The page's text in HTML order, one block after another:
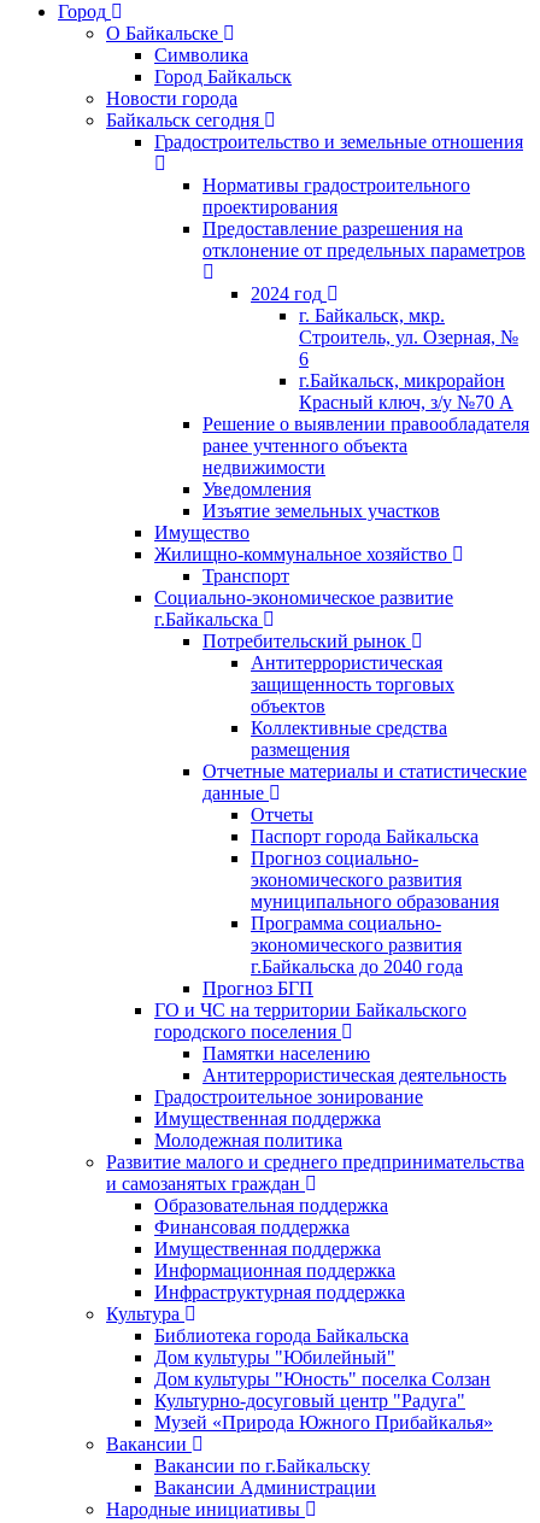
Город
О Байкальске
Символика
Город Байкальск
Новости города
Байкальск сегодня
Градостроительство и земельные отношения
Нормативы градостроительного
проектирования
Предоставление разрешения на
отклонение от предельных параметров
2024 год
г. Байкальск, мкр.
Строитель, ул. Озерная, №
6
г.Байкальск, микрорайон
Красный ключ, з/у №70 А
Решение о выявлении правообладателя
ранее учтенного объекта
недвижимости
Уведомления
Изъятие земельных участков
Имущество
Жилищно-коммунальное хозяйство
Транспорт
Социально-экономическое развитие
г.Байкальска
Потребительский рынок
Антитеррористическая
защищенность торговых
объектов
Коллективные средства
размещения
Отчетные материалы и статистические
данные
Отчеты
Паспорт города Байкальска
Прогноз социально-
экономического развития
муниципального образования
Программа социально-
экономического развития
г.Байкальска до 2040 года
Прогноз БГП
ГО и ЧС на территории Байкальского
городского поселения
Памятки населению
Антитеррористическая деятельность
Градостроительное зонирование
Имущественная поддержка
Молодежная политика
Развитие малого и среднего предпринимательства
и самозанятых граждан
Образовательная поддержка
Финансовая поддержка
Имущественная поддержка
Информационная поддержка
Инфраструктурная поддержка
Культура
Библиотека города Байкальска
Дом культуры "Юбилейный"
Дом культуры "Юность" поселка Солзан
Культурно-досуговый центр "Радуга"
Музей «Природа Южного Прибайкалья»
Вакансии
Вакансии по г.Байкальску
Вакансии Администрации
Народные инициативы